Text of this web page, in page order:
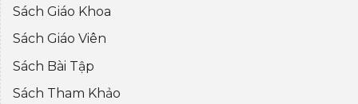
Sách Giáo Khoa
Sách Giáo Viên
Sách Bài Tập
Sách Tham Khảo